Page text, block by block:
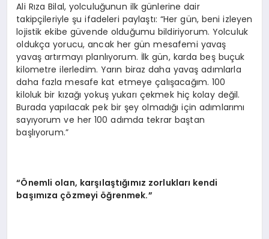
Ali Rıza Bilal, yolculuğunun ilk günlerine dair
takipçileriyle şu ifadeleri paylaştı: “Her gün, beni izleyen
lojistik ekibe güvende olduğumu bildiriyorum. Yolculuk
oldukça yorucu, ancak her gün mesafemi yavaş
yavaş artırmayı planlıyorum. İlk gün, karda beş buçuk
kilometre ilerledim. Yarın biraz daha yavaş adımlarla
daha fazla mesafe kat etmeye çalışacağım. 100
kiloluk bir kızağı yokuş yukarı çekmek hiç kolay değil.
Burada yapılacak pek bir şey olmadığı için adımlarımı
sayıyorum ve her 100 adımda tekrar baştan
başlıyorum.”
“Önemli olan, karşılaştığımız zorlukları kendi
başımıza çözmeyi öğrenmek.”